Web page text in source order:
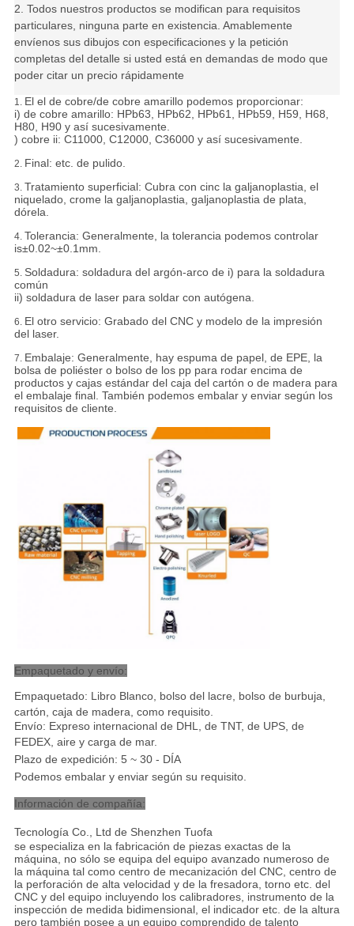
2. Todos nuestros productos se modifican para requisitos
particulares, ninguna parte en existencia. Amablemente
envíenos sus dibujos con especificaciones y la petición
completas del detalle si usted está en demandas de modo que
poder citar un precio rápidamente
1. El el de cobre/de cobre amarillo podemos proporcionar:
i) de cobre amarillo: HPb63, HPb62, HPb61, HPb59, H59, H68,
H80, H90 y así sucesivamente.
) cobre ii: C11000, C12000, C36000 y así sucesivamente.
2. Final: etc. de pulido.
3. Tratamiento superficial: Cubra con cinc la galjanoplastia, el
niquelado, crome la galjanoplastia, galjanoplastia de plata,
dórela.
4. Tolerancia: Generalmente, la tolerancia podemos controlar
is±0.02~±0.1mm.
5. Soldadura: soldadura del argón-arco de i) para la soldadura
común
ii) soldadura de laser para soldar con autógena.
6. El otro servicio: Grabado del CNC y modelo de la impresión
del laser.
7. Embalaje: Generalmente, hay espuma de papel, de EPE, la
bolsa de poliéster o bolso de los pp para rodar encima de
productos y cajas estándar del caja del cartón o de madera para
el embalaje final. También podemos embalar y enviar según los
requisitos de cliente.
Empaquetado y envío:
Empaquetado: Libro Blanco, bolso del lacre, bolso de burbuja,
cartón, caja de madera, como requisito.
Envío: Expreso internacional de DHL, de TNT, de UPS, de
FEDEX, aire y carga de mar.
Plazo de expedición: 5 ~ 30 - DÍA
Podemos embalar y enviar según su requisito.
Información de compañía:
Tecnología Co., Ltd de Shenzhen Tuofa
se especializa en la fabricación de piezas exactas de la
máquina, no sólo se equipa del equipo avanzado numeroso de
la máquina tal como centro de mecanización del CNC, centro de
la perforación de alta velocidad y de la fresadora, torno etc. del
CNC y del equipo incluyendo los calibradores, instrumento de la
inspección de medida bidimensional, el indicador etc. de la altura
pero también posee a un equipo comprendido de talento